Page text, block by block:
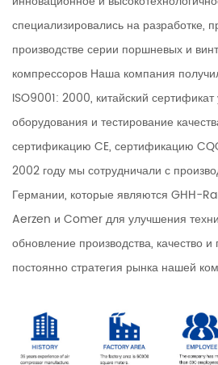
специализировались на разработке,
производстве серии поршневых и
компрессоров Наша компания
ISO9001: 2000, китайский
оборудования и тестирование
сертификацию CE, сертификацию
2002 году мы сотрудничали с
Германии, которые являются GHH-
Aerzen и Comer для улучшения
обновление производства, качество
постоянно стратегия рынка нашей